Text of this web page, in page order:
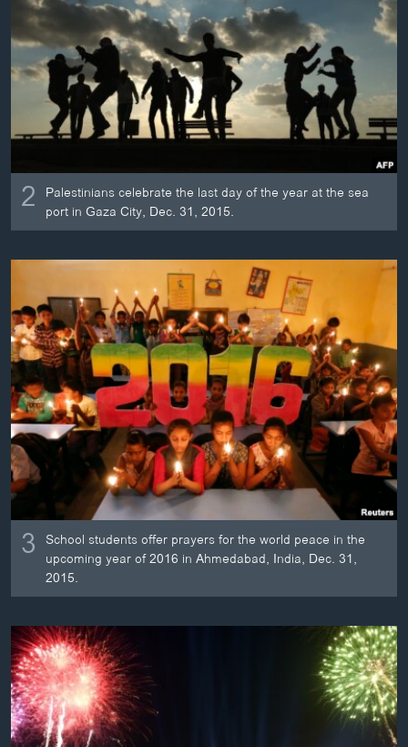
2 Palestinians celebrate the last day of the year at the sea
port in Gaza City, Dec. 31, 2015.
3 School students offer prayers for the world peace in the
upcoming year of 2016 in Ahmedabad, India, Dec. 31,
2015.